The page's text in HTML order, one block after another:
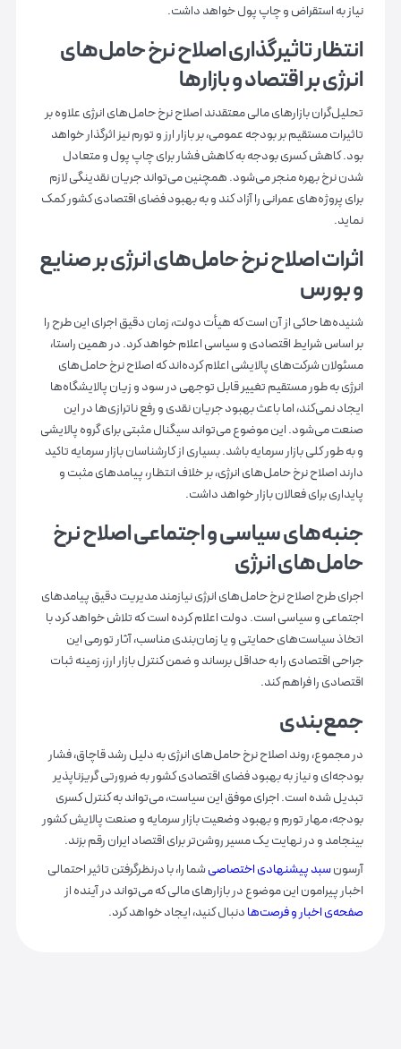
نیاز به استقراض و چاپ پول خواهد داشت.
انتظار تاثیرگذاری اصلاح نرخ حامل‌های
انرژی بر اقتصاد و بازارها
تحلیل‌گران بازارهای مالی معتقدند اصلاح نرخ حامل‌های انرژی علاوه بر
تاثیرات مستقیم بر بودجه عمومی، بر بازار ارز و تورم نیز اثرگذار خواهد
بود. کاهش کسری بودجه به کاهش فشار برای چاپ پول و متعادل
شدن نرخ بهره منجر می‌شود. همچنین می‌تواند جریان نقدینگی لازم
برای پروژه‌های عمرانی را آزاد کند و به بهبود فضای اقتصادی کشور کمک
نماید.
اثرات اصلاح نرخ حامل‌های انرژی بر صنایع
و بورس
شنیده‌ها حاکی از آن است که هیأت دولت، زمان دقیق اجرای این طرح را
بر اساس شرایط اقتصادی و سیاسی اعلام خواهد کرد. در همین راستا،
مسئولان شرکت‌های پالایشی اعلام کرده‌اند که اصلاح نرخ حامل‌های
انرژی به طور مستقیم تغییر قابل توجهی در سود و زیان پالایشگاه‌ها
ایجاد نمی‌کند، اما باعث بهبود جریان نقدی و رفع ناترازی‌ها در این
صنعت می‌شود. این موضوع می‌تواند سیگنال مثبتی برای گروه پالایشی
و به طور کلی بازار سرمایه باشد. بسیاری از کارشناسان بازار سرمایه تاکید
دارند اصلاح نرخ حامل‌های انرژی، بر خلاف انتظار، پیامدهای مثبت و
پایداری برای فعالان بازار خواهد داشت.
جنبه‌های سیاسی و اجتماعی اصلاح نرخ
حامل‌های انرژی
اجرای طرح اصلاح نرخ حامل‌های انرژی نیازمند مدیریت دقیق پیامدهای
اجتماعی و سیاسی است. دولت اعلام کرده است که تلاش خواهد کرد با
اتخاذ سیاست‌های حمایتی و یا زمان‌بندی مناسب، آثار تورمی این
جراحی اقتصادی را به حداقل برساند و ضمن کنترل بازار ارز، زمینه ثبات
اقتصادی را فراهم کند.
جمع‌بندی
در مجموع، روند اصلاح نرخ حامل‌های انرژی به دلیل رشد قاچاق، فشار
بودجه‌ای و نیاز به بهبود فضای اقتصادی کشور به ضرورتی گریزناپذیر
تبدیل شده است. اجرای موفق این سیاست، می‌تواند به کنترل کسری
بودجه، مهار تورم و بهبود وضعیت بازار سرمایه و صنعت پالایش کشور
بینجامد و در نهایت یک مسیر روشن‌تر برای اقتصاد ایران رقم بزند.
آرسونسبد پیشنهادی اختصاصیشما را، با درنظرگرفتن تاثیر احتمالی
اخبار پیرامون این موضوع در بازارهای مالی که می‌تواند در آینده از
صفحه‌ی اخبار و فرصت‌هادنبال کنید، ایجاد خواهد کرد.